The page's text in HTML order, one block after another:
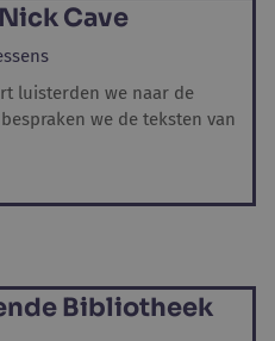
Cave
luisterden we naar de
we de teksten van
Bibliotheek